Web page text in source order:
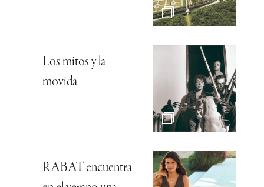
Los mitos y la
movida
RABAT encuentra